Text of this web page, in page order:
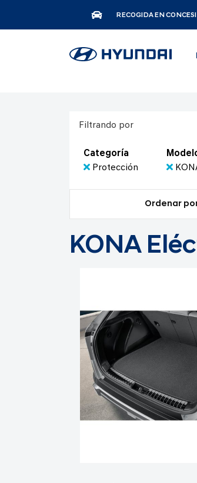
RECOGIDA EN
Filtrando por
Categoría
Protección
Ordenar
KONA